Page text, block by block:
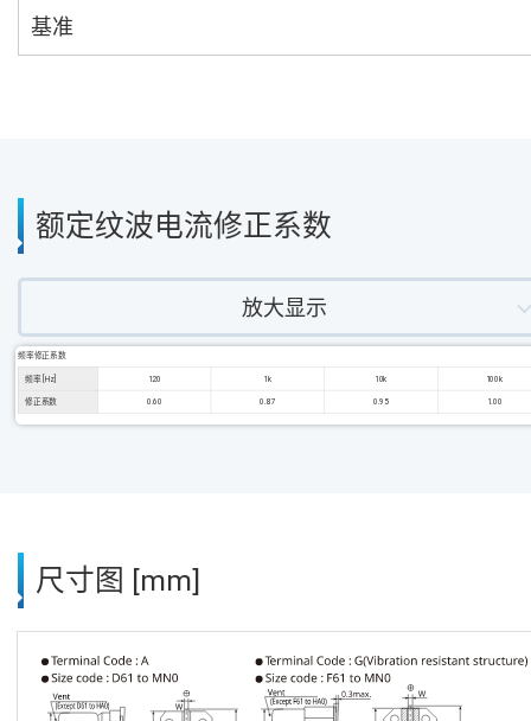
基准
额定纹波电流修正系数
放大显示
频率修正系数
频率 [Hz] 120 1k 10k 100k
修正系数 0.60 0.87 0.95 1.00
尺寸图 [mm]